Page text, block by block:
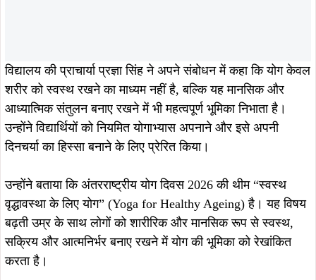
विद्यालय की प्राचार्या प्रज्ञा सिंह ने अपने संबोधन में कहा कि योग केवल
शरीर को स्वस्थ रखने का माध्यम नहीं है, बल्कि यह मानसिक और
आध्यात्मिक संतुलन बनाए रखने में भी महत्वपूर्ण भूमिका निभाता है।
उन्होंने विद्यार्थियों को नियमित योगाभ्यास अपनाने और इसे अपनी
दिनचर्या का हिस्सा बनाने के लिए प्रेरित किया।
उन्होंने बताया कि अंतरराष्ट्रीय योग दिवस 2026 की थीम “स्वस्थ
वृद्धावस्था के लिए योग” (Yoga for Healthy Ageing) है। यह विषय
बढ़ती उम्र के साथ लोगों को शारीरिक और मानसिक रूप से स्वस्थ,
सक्रिय और आत्मनिर्भर बनाए रखने में योग की भूमिका को रेखांकित
करता है।